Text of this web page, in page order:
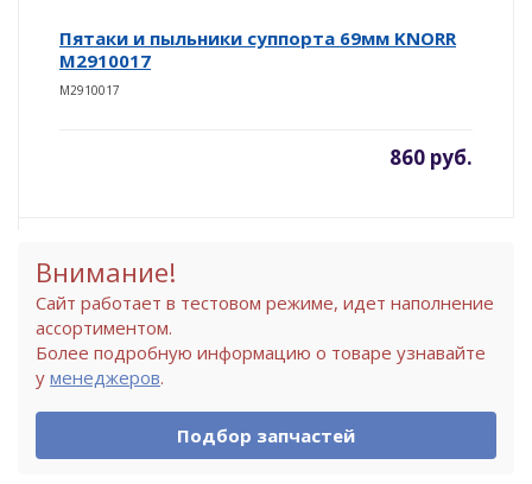
Пятаки и пыльники суппорта 69мм KNORR
М2910017
М2910017
860 руб.
Внимание!
Сайт работает в тестовом режиме, идет наполнение
ассортиментом.
Более подробную информацию о товаре узнавайте
у менеджеров.
Подбор запчастей